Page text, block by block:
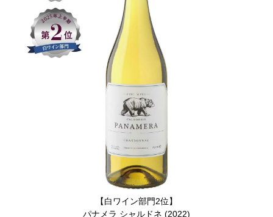
【白ワイン部門2位】
パナメラ シャルドネ (2022)